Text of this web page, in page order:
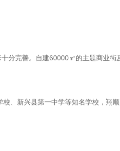
分完善。自建60000㎡的主题商业
、新兴县第一中学等知名学校，翔